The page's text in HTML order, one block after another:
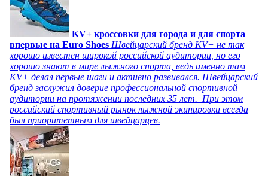
KV+ кроссовки для города и для спорта
впервые на Euro Shoes Швейцарский бренд KV+ не так
хорошо известен широкой российской аудитории, но его
хорошо знают в мире лыжного спорта, ведь именно там
KV+ делал первые шаги и активно развивался. Швейцарский
бренд заслужил доверие профессиональной спортивной
аудитории на протяжении последних 35 лет. При этом
российский спортивный рынок лыжной экипировки всегда
был приоритетным для швейцарцев.